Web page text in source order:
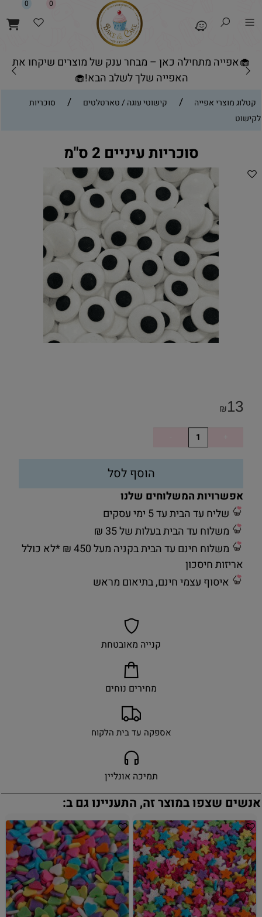
🧁אפייה מתחילה כאן – מבחר ענק של מוצרים שיקחו את
האפייה שלך לשלב הבא!🧁
0 0
קטלוג מוצרי אפייה / קישוטי עוגה / טארטלטים /
סוכריות
לקישוט
סוכריות עיניים 2 ס"מ
₪13
הוסף לסל
אפשרויות המשלוחים שלנו
שליח עד הבית עד 5 ימי עסקים
משלוח עד הבית בעלות של 35 ₪
משלוח חינם עד הבית בקניה מעל 450 ₪ *לא כולל
אריזות חיסכון
איסוף עצמי חינם, בתיאום מראש
קנייה מאובטחת
מחירים נוחים
אספקה עד בית הלקוח
תמיכה אונליין
אנשים שצפו במוצר זה, התעניינו גם ב: